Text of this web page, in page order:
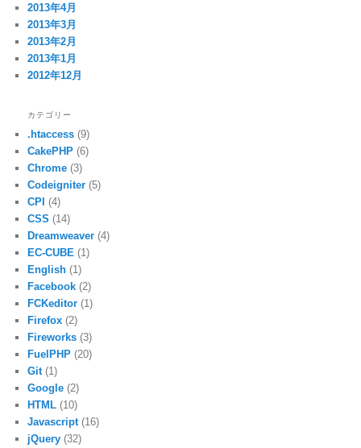
2013年4月
2013年3月
2013年2月
2013年1月
2012年12月
カテゴリー
.htaccess (9)
CakePHP (6)
Chrome (3)
Codeigniter (5)
CPI (4)
CSS (14)
Dreamweaver (4)
EC-CUBE (1)
English (1)
Facebook (2)
FCKeditor (1)
Firefox (2)
Fireworks (3)
FuelPHP (20)
Git(1)
Google (2)
HTML (10)
Javascript(16)
jQuery (32)